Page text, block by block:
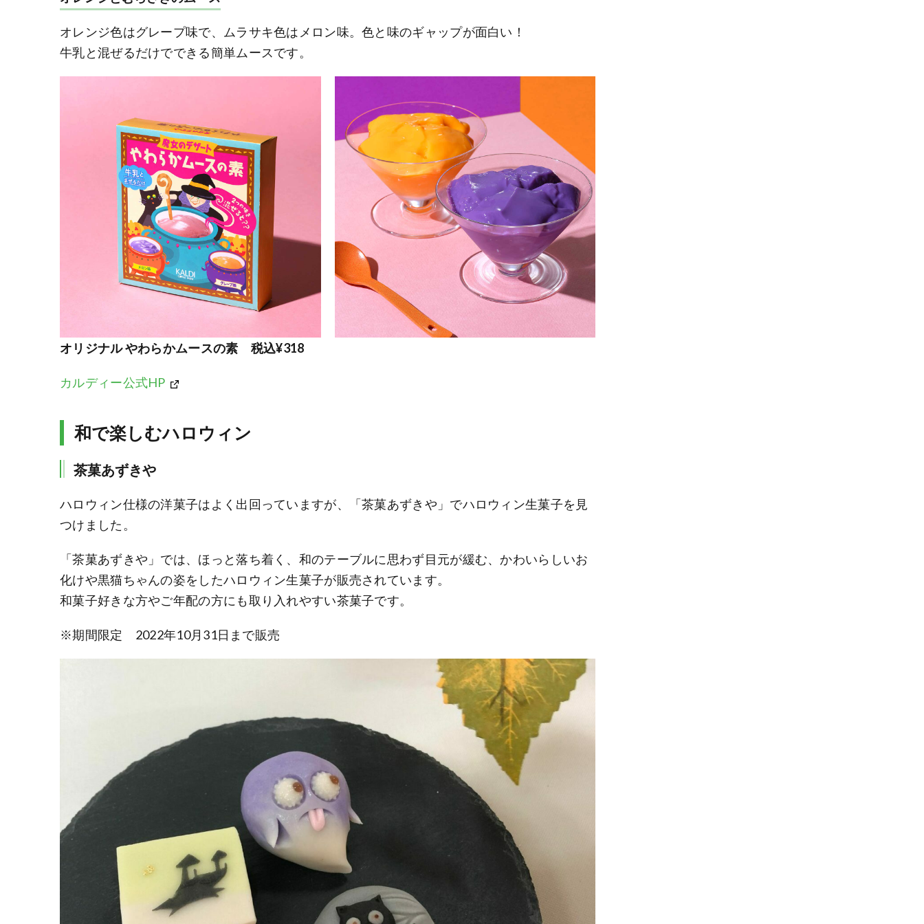
オレンジ色はグレープ味で、ムラサキ色はメロン味。色と味のギャップが面白い！
牛乳と混ぜるだけでできる簡単ムースです。
オリジナル やわらかムースの素 税込¥318
カルディー公式HP
和で楽しむハロウィン
茶菓あずきや
ハロウィン仕様の洋菓子はよく出回っていますが、「茶菓あずきや」でハロウィン生菓子を見
つけました。
「茶菓あずきや」では、ほっと落ち着く、和のテーブルに思わず目元が緩む、かわいらしいお
化けや黒猫ちゃんの姿をしたハロウィン生菓子が販売されています。
和菓子好きな方やご年配の方にも取り入れやすい茶菓子です。
※期間限定 2022年10月31日まで販売